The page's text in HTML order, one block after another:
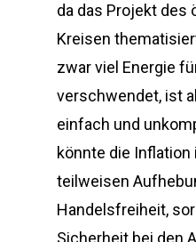
da das Projekt des
Kreisen
zwar viel Energie
verschwendet, ist
einfach und
könnte die
teilweisen
Handelsfreiheit,
Sicherheit bei den